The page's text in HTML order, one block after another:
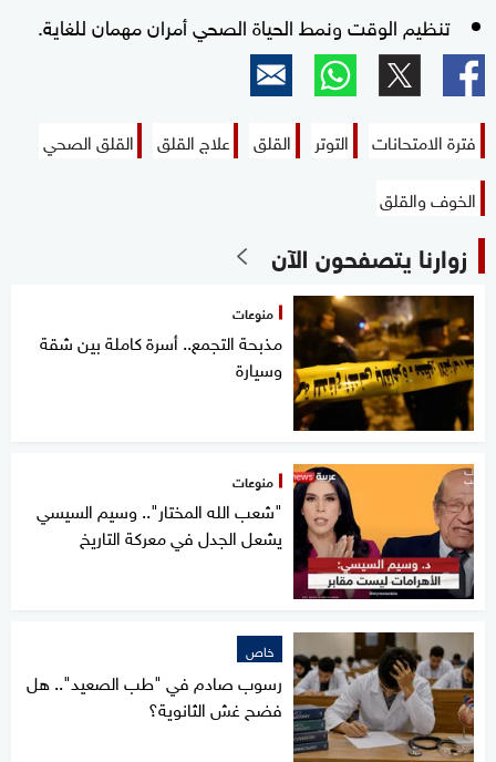
تنظيم الوقت ونمط الحياة الصحي أمران مهمان للغاية.
فترة الامتحانات التوتر القلق علاج القلق
القلق الصحي
الخوف والقلق
زوارنا يتصفحون الآن
منوعات
مذبحة التجمع.. أسرة كاملة بين شقة
وسيارة
منوعات
"شعب الله المختار".. وسيم السيسي
يشعل الجدل في معركة التاريخ
خاص
رسوب صادم في "طب الصعيد".. هل
فضح غش الثانوية؟